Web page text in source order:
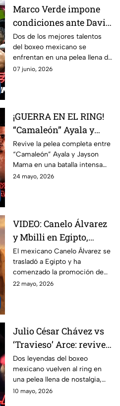
Marco Verde impone
condiciones ante David
Camacho en una
intensa batalla de Box
Azteca
Dos de los mejores talentos
del boxeo mexicano se
enfrentan en una pelea llena de
acción, potencia y grandes
Box Azteca.
07 junio, 2026
¡GUERRA EN EL RING!
“Camaleón” Ayala y
Jayson Mama se
dieron con todo
Revive la pelea completa entre
“Camaleón” Ayala y Jayson
Mama en una batalla intensa
llena de golpes, emoción y
24 mayo, 2026
VIDEO: Canelo Álvarez
y Mbilli en Egipto,
tienen primer cara a
cara
El mexicano Canelo Álvarez se
trasladó a Egipto y ha
comenzado la promoción de
su combate ante el francés
22 mayo, 2026
Julio César Chávez vs
‘Travieso’ Arce: revive
la pelea completa en
Box Azteca
Dos leyendas del boxeo
mexicano vuelven al ring en
una pelea llena de nostalgia,
emoción y grandes momentos
10 mayo, 2026